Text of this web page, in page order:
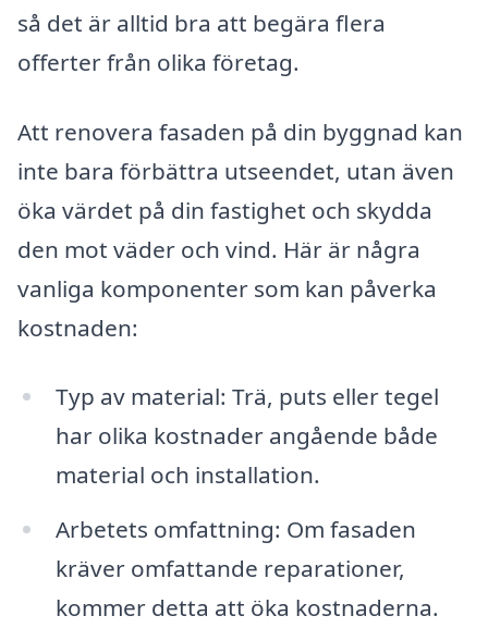
så det är alltid bra att begära flera
offerter från olika företag.
Att renovera fasaden på din byggnad kan
inte bara förbättra utseendet, utan även
öka värdet på din fastighet och skydda
den mot väder och vind. Här är några
vanliga komponenter som kan påverka
kostnaden:
Typ av material: Trä, puts eller tegel
har olika kostnader angående både
material och installation.
Arbetets omfattning: Om fasaden
kräver omfattande reparationer,
kommer detta att öka kostnaderna.